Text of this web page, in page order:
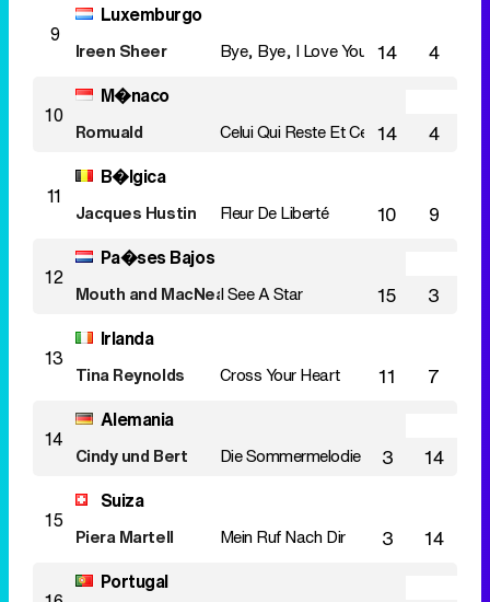
9
Luxemburgo
Ireen Sheer Bye, Bye, I Love You 14 4
10
M�naco
Romuald Celui Qui Reste Et Celui Qui S'en Va
14 4
11
B�lgica
Jacques Hustin Fleur De Liberté 10 9
12
Pa�ses Bajos
Mouth and MacNealI See A Star 15 3
13
Irlanda
Tina Reynolds Cross Your Heart 11 7
14
Alemania
Cindy und Bert Die Sommermelodie 3 14
15
Suiza
Piera Martell Mein Ruf Nach Dir 3 14
Portugal